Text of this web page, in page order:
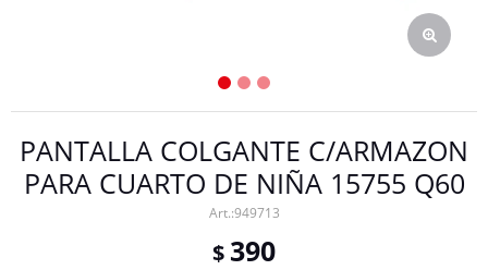
PANTALLA COLGANTE C/ARMAZON
PARA CUARTO DE NIÑA 15755 Q60
949713
$ 390